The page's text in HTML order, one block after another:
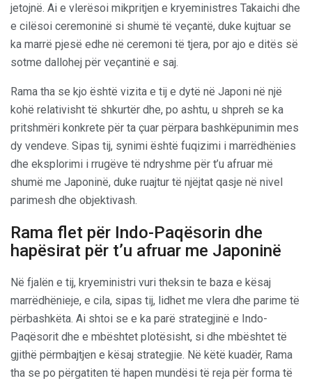
jetojnë. Ai e vlerësoi mikpritjen e kryeministres Takaichi dhe
e cilësoi ceremoninë si shumë të veçantë, duke kujtuar se
ka marrë pjesë edhe në ceremoni të tjera, por ajo e ditës së
sotme dallohej për veçantinë e saj.
Rama tha se kjo është vizita e tij e dytë në Japoni në një
kohë relativisht të shkurtër dhe, po ashtu, u shpreh se ka
pritshmëri konkrete për ta çuar përpara bashkëpunimin mes
dy vendeve. Sipas tij, synimi është fuqizimi i marrëdhënies
dhe eksplorimi i rrugëve të ndryshme për t’u afruar më
shumë me Japoninë, duke ruajtur të njëjtat qasje në nivel
parimesh dhe objektivash.
Rama flet për Indo-Paqësorin dhe
hapësirat për t’u afruar me Japoninë
Në fjalën e tij, kryeministri vuri theksin te baza e kësaj
marrëdhënieje, e cila, sipas tij, lidhet me vlera dhe parime të
përbashkëta. Ai shtoi se e ka parë strategjinë e Indo-
Paqësorit dhe e mbështet plotësisht, si dhe mbështet të
gjithë përmbajtjen e kësaj strategjie. Në këtë kuadër, Rama
tha se po përgatiten të hapen mundësi të reja për forma të